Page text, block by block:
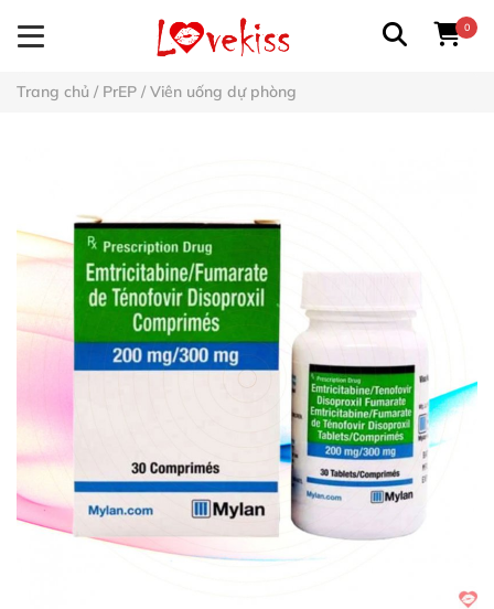
0
Trang chủ / PrEP / Viên uống dự phòng